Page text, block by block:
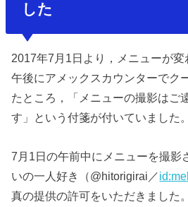
した
2017年7月1日より，メニューが
午後にアメックスカウンターでク
たところ，「メニューの撮影はご
す」という付箋が付いていました。
7月1日の午前中にメニューを撮影
いの一人好き（@hitorigirai／
真の提供の許可をいただきました